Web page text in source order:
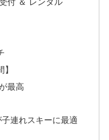
最高
連れスキーに最適